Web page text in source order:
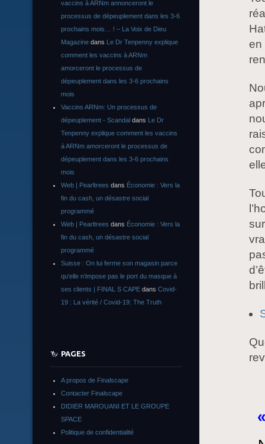
en
vaccins à ARNm annonceront le
processus de dépeuplement dans les 3-6
prochains mois… ! – La Voix de Dieu
Magazine dans Le Dr Tenpenny explique
comment les vaccins à ARNm
amorceront le processus de
dépeuplement dans les 3-6 prochains
mois
Vaccins ARNm: Un processus de
dépeuplement - Scandal dans Le Dr
Tenpenny explique comment les vaccins
à ARNm amorceront le processus de
dépeuplement dans les 3-6 prochains
mois
Web | Pearltrees dans Économie : Vers la
fin du cash, un désastre social
programmé
Web | Pearltrees dans Économie : Vers la
fin du cash, un désastre social
programmé
Suisse : On lui ferme son magasin parce
qu’elle n’impose pas le port du masque à
ses clients | FINAL S CAPE dans Covid-
19 : La vérité / Covid-19: The Truth
PAGES
A propos de Finalscape
Contacter Finalscape
DIDIER MAROUANI ET LE GROUPE
SPACE
Politique de confidentialité